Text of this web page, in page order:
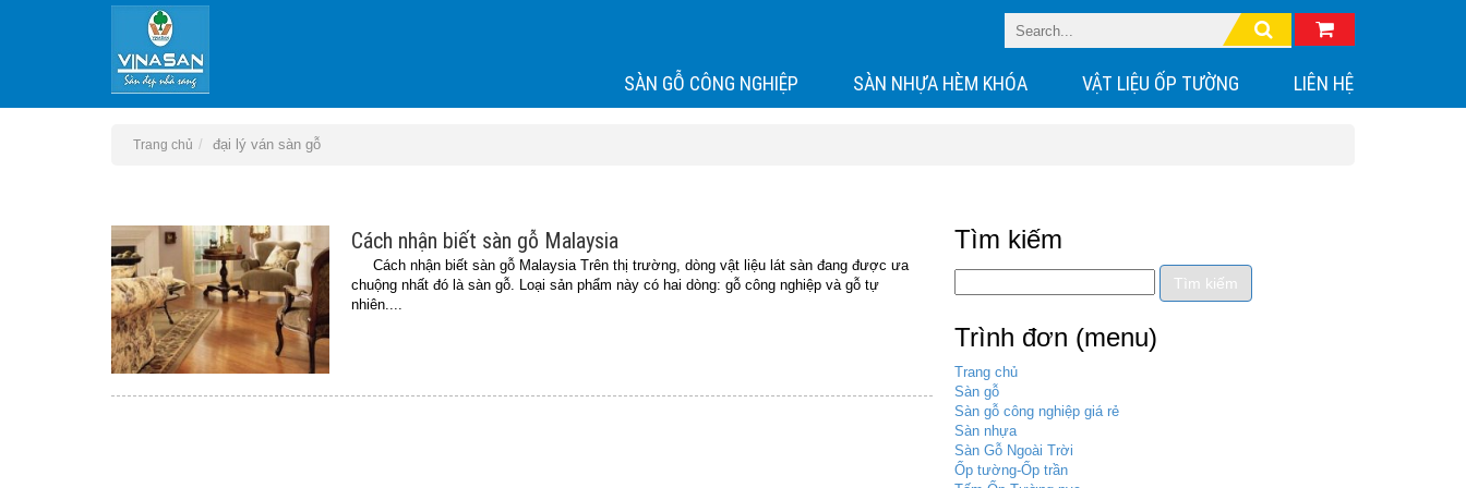
SÀN GỖ CÔNG NGHIỆP SÀN NHỰA HÈM KHÓA VẬT LIỆU ỐP TƯỜNG LIÊN HỆ
Trang chủ đại lý ván sàn gỗ
Cách nhận biết sàn gỗ Malaysia
Cách nhận biết sàn gỗ Malaysia Trên thị trường, dòng vật liệu lát sàn đang được ưa
chuộng nhất đó là sàn gỗ. Loại sản phẩm này có hai dòng: gỗ công nghiệp và gỗ tự
nhiên....
Tìm kiếm
Trình đơn (menu)
Trang chủ
Sàn gỗ
Sàn gỗ công nghiệp giá rẻ
Sàn nhựa
Sàn Gỗ Ngoài Trời
Ốp tường-Ốp trần